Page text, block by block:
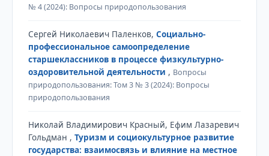
№ 4 (2024): Вопросы природопользования
Сергей Николаевич Паленков, Социально-
профессиональное самоопределение
старшеклассников в процессе физкультурно-
оздоровительной деятельности , Вопросы
природопользования: Том 3 № 3 (2024): Вопросы
природопользования
Николай Владимирович Красный, Ефим Лазаревич
Гольдман , Туризм и социокультурное развитие
государства: взаимосвязь и влияние на местное